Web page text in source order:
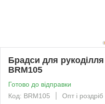
Брадси для
BRM105
Готово до відправки
Код: BRM105
Опт і роздріб